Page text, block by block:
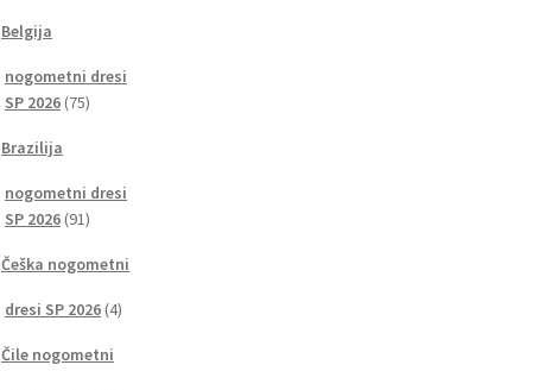
Belgija
nogometni dresi
SP 2026 7575
Brazilija
nogometni dresi
SP 2026 9191
Češka nogometni
dresi SP 2026 44
Čile nogometni